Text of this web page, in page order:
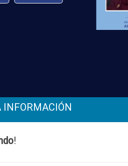
que tratará los datos personales
de protección de datos a
consulte nuestra
!